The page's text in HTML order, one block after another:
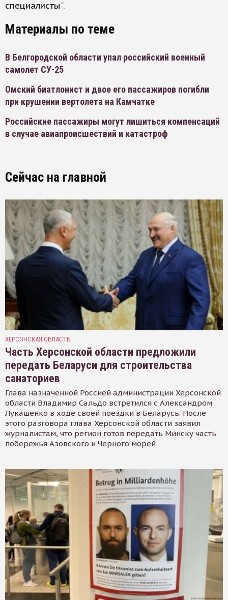
специалисты".
Материалы по теме
В Белгородской области упал российский военный
самолет СУ-25
Омский биатлонист и двое его пассажиров погибли
при крушении вертолета на Камчатке
Российские пассажиры могут лишиться компенсаций
в случае авиапроисшествий и катастроф
Сейчас на главной
ХЕРСОНСКАЯ ОБЛАСТЬ
Часть Херсонской области предложили
передать Беларуси для строительства
санаториев
Глава назначенной Россией администрации Херсонской
области Владимир Сальдо встретился с Александром
Лукашенко в ходе своей поездки в Беларусь. После
этого разговора глава Херсонской области заявил
журналистам, что регион готов передать Минску часть
побережья Азовского и Черного морей